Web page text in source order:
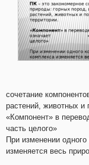
сочетание
растений, животных и
«Компонент» в
часть целого»
При изменении
изменяется весь